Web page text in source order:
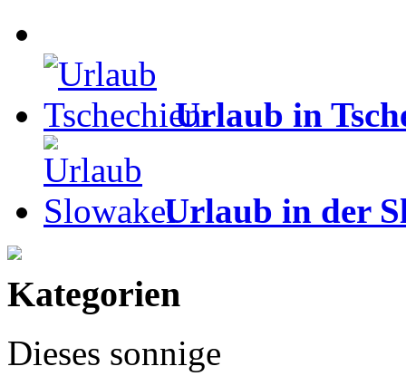
Urlaub in
Urlaub in der
Kategorien
Dieses sonnige